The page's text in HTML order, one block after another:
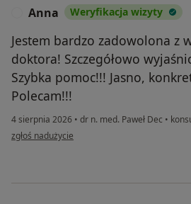
Anna Weryfikacja wizyty
Jestem bardzo zadowolona z
doktora! Szczegółowo
Szybka pomoc!!! Jasno,
Polecam!!!
4 sierpnia 2026 • dr n. med. Paweł Dec •
w opinii użytkownika Anna
zgłoś nadużycie